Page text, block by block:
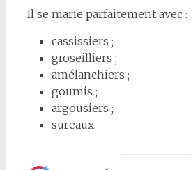
Il se marie parfaitement avec :
cassissiers ;
groseilliers ;
amélanchiers ;
goumis ;
argousiers ;
sureaux.